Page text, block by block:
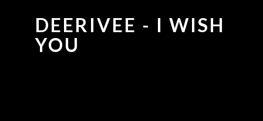
DEERIVEE - I WISH
YOU